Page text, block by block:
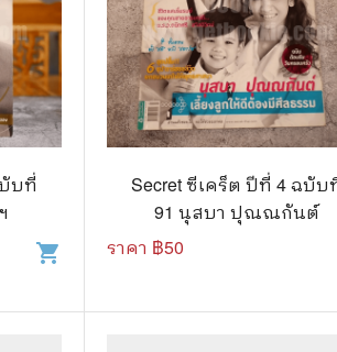
บที่
shopping_cart
Secret ซีเคร็ต ปีที่ 4 ฉบับ
91 นุสบา ปุณณกันต์
ราคา ฿50
เรื่องย่อซีรี่ย์ต่างประเทศ
🌍 ทั่วไปและวาไรตี้
🤡 เรื่องสั้น ขำขัน
🎨 ศิลปะและการออกแบบ
🎸 ดนตรี
🩱 แฟชั่น